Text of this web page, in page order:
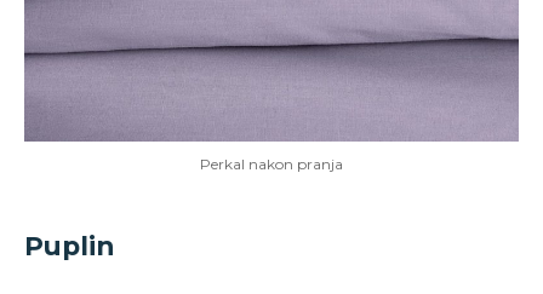
Perkal nakon pranja
Puplin